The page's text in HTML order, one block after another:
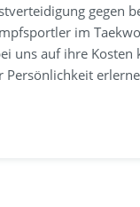
gegen
im
uns auf ihre Kosten